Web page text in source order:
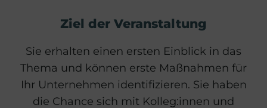
Ziel der Veranstaltung
Sie erhalten einen ersten Einblick in das
Thema und können erste Maßnahmen für
Ihr Unternehmen identifizieren. Sie haben
die Chance sich mit Kolleg:innen und